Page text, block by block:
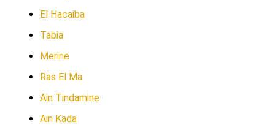
El Hacaiba
Tabia
Merine
Ras El Ma
Ain Tindamine
Ain Kada